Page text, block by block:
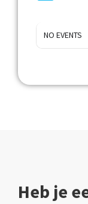
NO EVENTS
Heb je